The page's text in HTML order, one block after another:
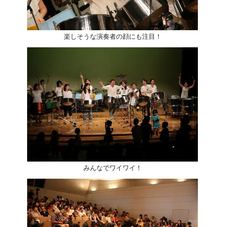
楽しそうな演奏者の顔にも注目！
みんなでワイワイ！